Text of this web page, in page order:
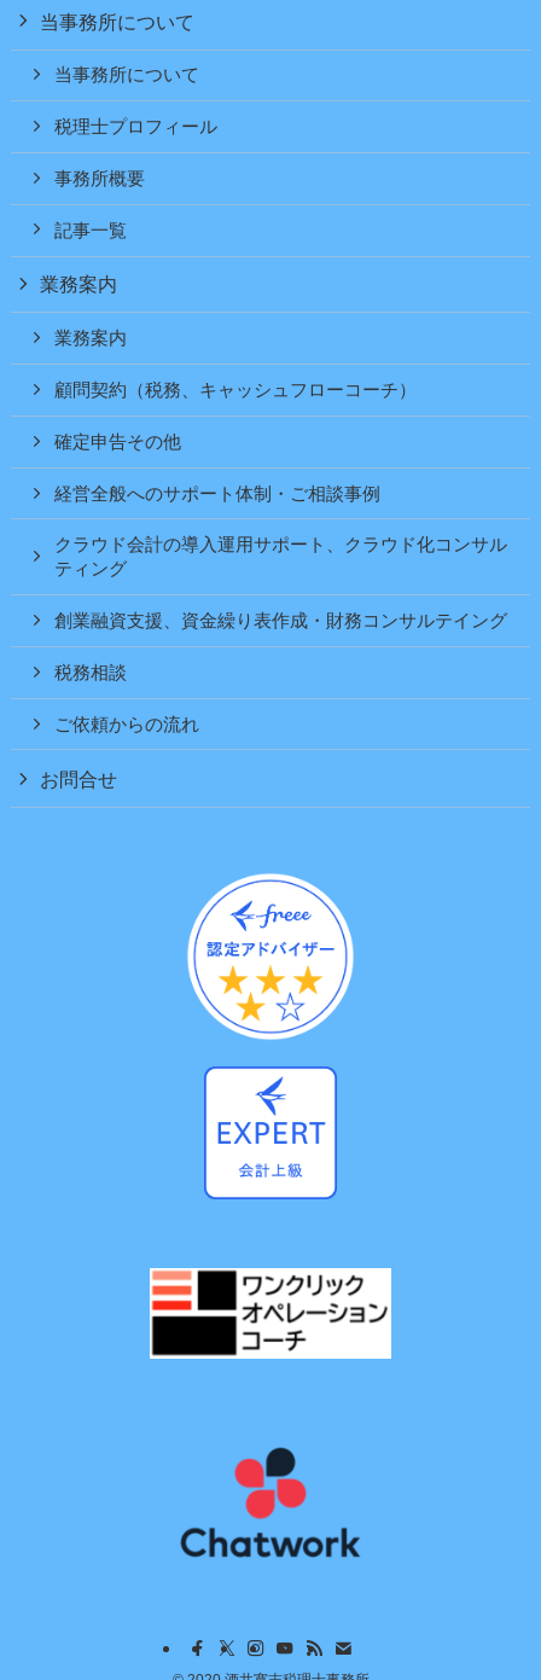
当事務所について
当事務所について
税理士プロフィール
事務所概要
記事一覧
業務案内
業務案内
顧問契約（税務、キャッシュフローコーチ）
確定申告その他
経営全般へのサポート体制・ご相談事例
クラウド会計の導入運用サポート、クラウド化コンサル
ティング
創業融資支援、資金繰り表作成・財務コンサルテイング
税務相談
ご依頼からの流れ
お問合せ